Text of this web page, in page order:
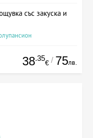
със закуска и
38.35
€ / 75лв.